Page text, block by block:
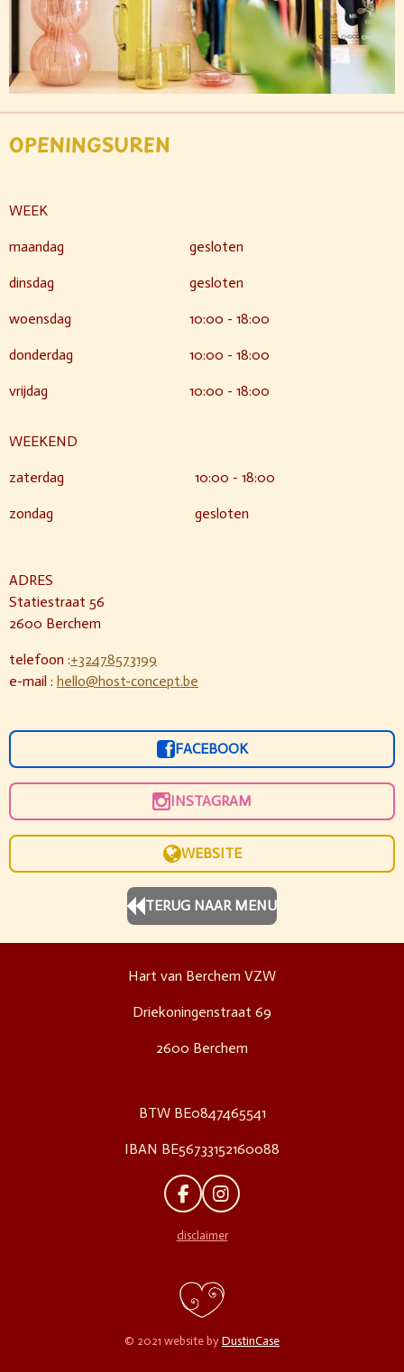
OPENINGSUREN
WEEK
maandag gesloten
dinsdag gesloten
woensdag 10:00 - 18:00
donderdag 10:00 - 18:00
vrijdag 10:00 - 18:00
WEEKEND
zaterdag 10:00 - 18:00
zondag gesloten
ADRES
Statiestraat 56
2600 Berchem
telefoon :+32478573199
e-mail : hello@host-concept.be
FACEBOOK
INSTAGRAM
WEBSITE
TERUG NAAR MENU
Hart van Berchem VZW
Driekoningenstraat 69
2600 Berchem
BTW BE0847465541
IBAN BE56733152160088
F
A
C
O
O
I
N
S
G
R
M
disclaimer
© 2021 website byDustinCase